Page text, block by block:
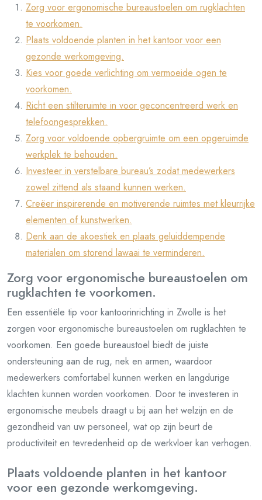
Zorg voor ergonomische bureaustoelen om rugklachten
te voorkomen.
Plaats voldoende planten in het kantoor voor een
gezonde werkomgeving.
Kies voor goede verlichting om vermoeide ogen te
voorkomen.
Richt een stilteruimte in voor geconcentreerd werk en
telefoongesprekken.
Zorg voor voldoende opbergruimte om een opgeruimde
werkplek te behouden.
Investeer in verstelbare bureau’s zodat medewerkers
zowel zittend als staand kunnen werken.
Creëer inspirerende en motiverende ruimtes met kleurrijke
elementen of kunstwerken.
Denk aan de akoestiek en plaats geluiddempende
materialen om storend lawaai te verminderen.
Zorg voor ergonomische bureaustoelen om
rugklachten te voorkomen.
Een essentiële tip voor kantoorinrichting in Zwolle is het
zorgen voor ergonomische bureaustoelen om rugklachten te
voorkomen. Een goede bureaustoel biedt de juiste
ondersteuning aan de rug, nek en armen, waardoor
medewerkers comfortabel kunnen werken en langdurige
klachten kunnen worden voorkomen. Door te investeren in
ergonomische meubels draagt u bij aan het welzijn en de
gezondheid van uw personeel, wat op zijn beurt de
productiviteit en tevredenheid op de werkvloer kan verhogen.
Plaats voldoende planten in het kantoor
voor een gezonde werkomgeving.